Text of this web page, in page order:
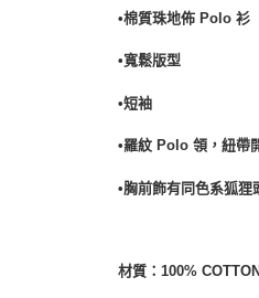
•棉質珠地佈 Polo 衫
•寬鬆版型
•短袖
•羅紋 Polo 領，紐帶
•胸前飾有同色系狐狸
材質：100% COTTON